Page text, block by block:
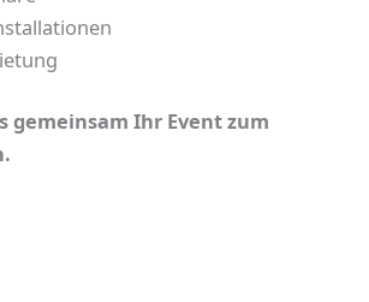
gemeinsam Ihr Event zum